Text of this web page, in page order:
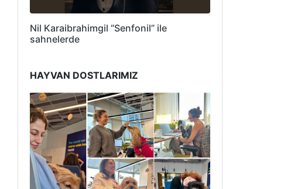
Nil Karaibrahimgil “Senfonil” ile
sahnelerde
HAYVAN DOSTLARIMIZ